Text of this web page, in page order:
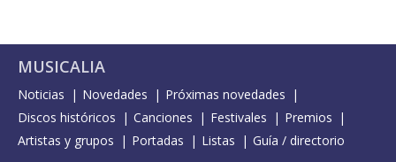
MUSICALIA
Noticias Novedades
Próximas novedades
Discos históricos
Canciones Festivales
Premios
Artistas y grupos
Portadas Listas Guía / directorio